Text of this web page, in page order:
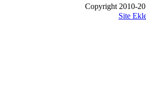
Copyright 2010-
Site